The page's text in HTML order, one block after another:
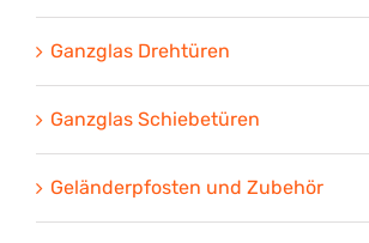
Ganzglas Drehtüren
Ganzglas Schiebetüren
Geländerpfosten und Zubehör